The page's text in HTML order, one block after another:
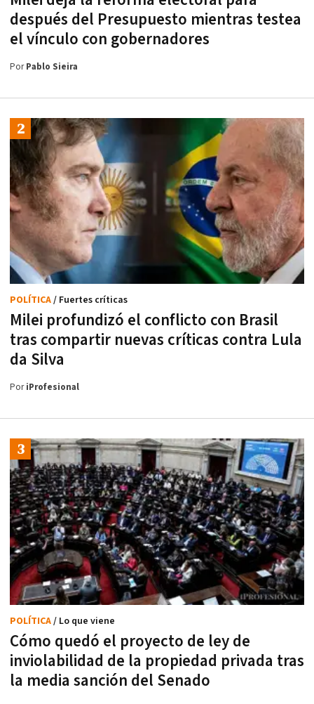
después del Presupuesto mientras testea
el vínculo con gobernadores
PorPablo Sieira
Milei profundizó el conflicto con Brasil
tras compartir nuevas críticas contra Lula
da Silva
POLÍTICA/ Fuertes críticas
PoriProfesional
Cómo quedó el proyecto de ley de
inviolabilidad de la propiedad privada tras
la media sanción del Senado
POLÍTICA/ Lo que viene